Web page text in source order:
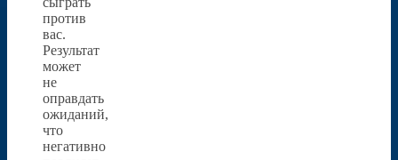
против
вас.
Результат
может
не
оправдать
ожиданий,
что
негативно